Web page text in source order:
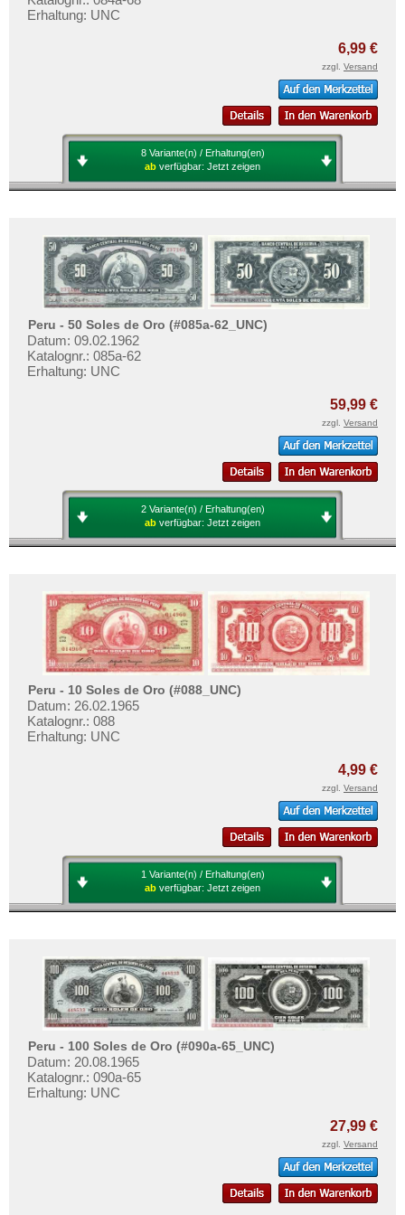
Erhaltung: UNC
6,99 €
zzgl. Versand
8 Variante(n) / Erhaltung(en)
ab verfügbar: Jetzt zeigen
Peru - 50 Soles de Oro (#085a-62_UNC)
Datum: 09.02.1962
Katalognr.: 085a-62
Erhaltung: UNC
59,99 €
zzgl. Versand
2 Variante(n) / Erhaltung(en)
ab verfügbar: Jetzt zeigen
Peru - 10 Soles de Oro (#088_UNC)
Datum: 26.02.1965
Katalognr.: 088
Erhaltung: UNC
4,99 €
zzgl. Versand
1 Variante(n) / Erhaltung(en)
ab verfügbar: Jetzt zeigen
Peru - 100 Soles de Oro (#090a-65_UNC)
Datum: 20.08.1965
Katalognr.: 090a-65
Erhaltung: UNC
27,99 €
zzgl. Versand